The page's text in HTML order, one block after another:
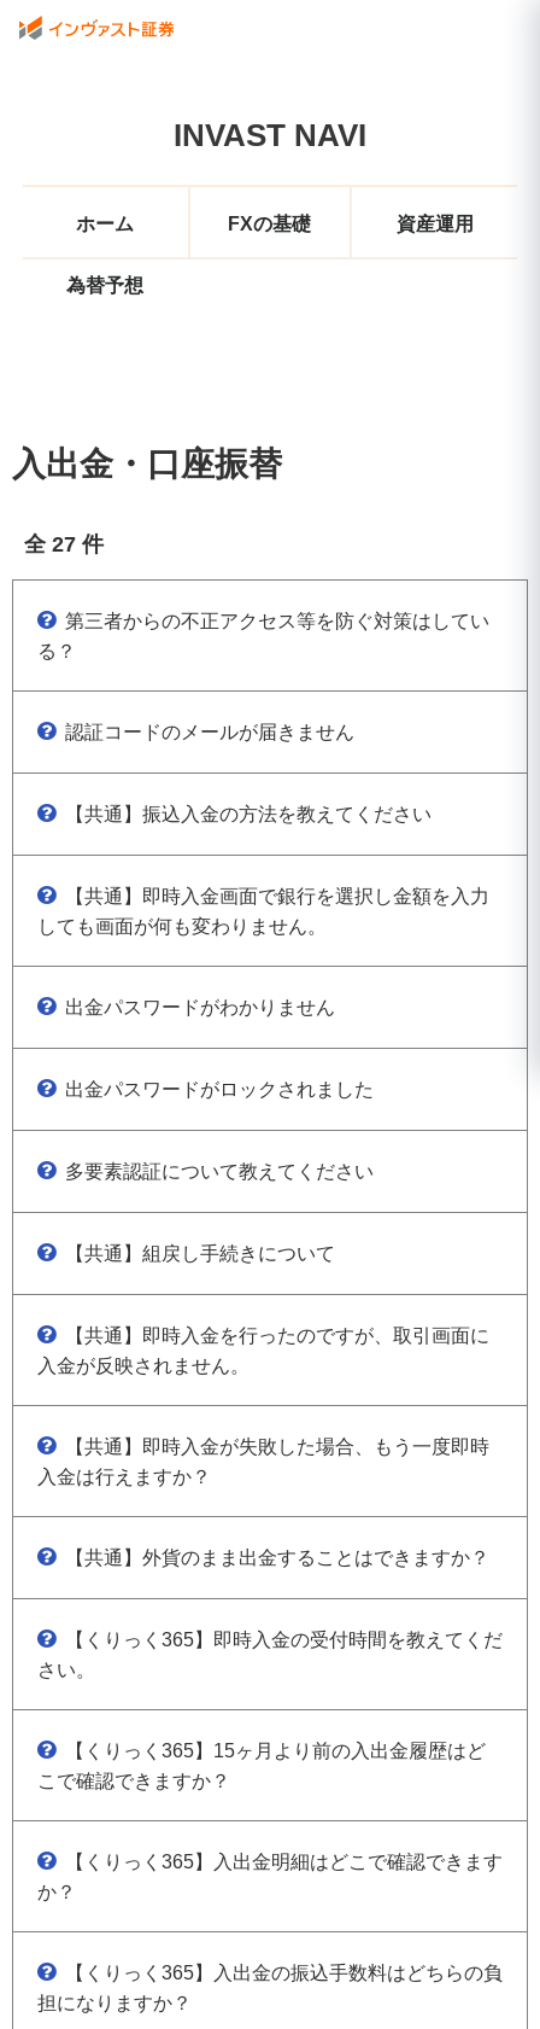
INVAST NAVI
ホーム FXの基礎 資産運用
為替予想
入出金・口座振替
全 27 件
第三者からの不正アクセス等を防ぐ対策はしてい
る？
認証コードのメールが届きません
【共通】振込入金の方法を教えてください
【共通】即時入金画面で銀行を選択し金額を入力
しても画面が何も変わりません。
出金パスワードがわかりません
出金パスワードがロックされました
多要素認証について教えてください
【共通】組戻し手続きについて
【共通】即時入金を行ったのですが、取引画面に
入金が反映されません。
【共通】即時入金が失敗した場合、もう一度即時
入金は行えますか？
【共通】外貨のまま出金することはできますか？
【くりっく365】即時入金の受付時間を教えてくだ
さい。
【くりっく365】15ヶ月より前の入出金履歴はど
こで確認できますか？
【くりっく365】入出金明細はどこで確認できます
か？
【くりっく365】入出金の振込手数料はどちらの負
担になりますか？